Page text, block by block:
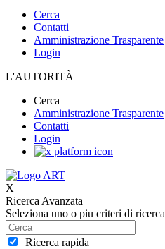
Cerca
Contatti
Amministrazione Trasparente
Login
L'AUTORITÀ
Cerca
Amministrazione Trasparente
Contatti
Login
X
Ricerca Avanzata
Seleziona uno o piu criteri di ricerca
Ricerca rapida